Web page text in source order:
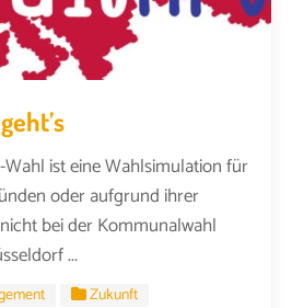
Wahl ist eine Wahlsimulation für
oder aufgrund ihrer
bei der Kommunalwahl
...
Zukunft